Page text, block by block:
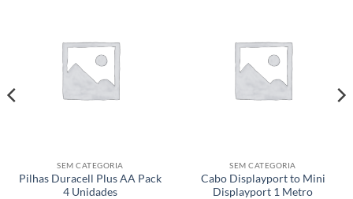
SEM CATEGORIA
Pilhas Duracell Plus AA Pack
4 Unidades
SEM CATEGORIA
Cabo Displayport to Mini
Displayport 1 Metro